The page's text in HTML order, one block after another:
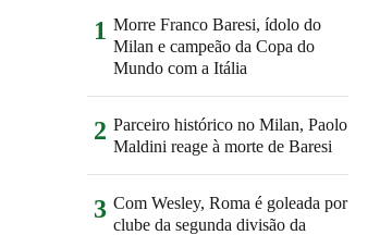
1 Morre Franco Baresi, ídolo do
Milan e campeão da Copa do
Mundo com a Itália
2 Parceiro histórico no Milan, Paolo
Maldini reage à morte de Baresi
3 Com Wesley, Roma é goleada por
clube da segunda divisão da